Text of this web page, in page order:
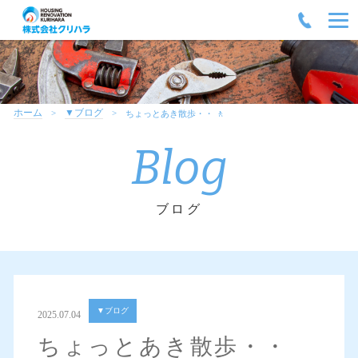
ホーム ▼ブログ ちょっとあき散歩・・ 🚶
Blog
ブログ
2025.07.04 ▼ブログ
ちょっとあき散歩・・